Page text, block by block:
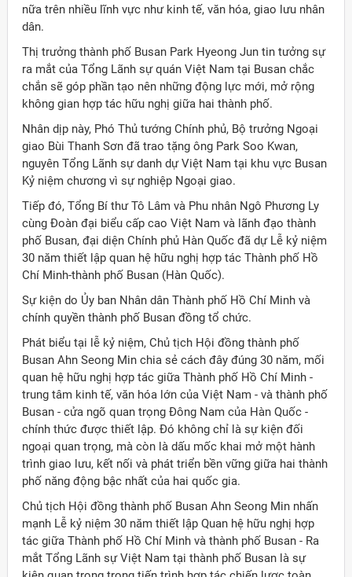
nữa trên nhiều lĩnh vực như kinh tế, văn hóa, giao lưu nhân
dân.
Thị trưởng thành phố Busan Park Hyeong Jun tin tưởng sự
ra mắt của Tổng Lãnh sự quán Việt Nam tại Busan chắc
chắn sẽ góp phần tạo nên những động lực mới, mở rộng
không gian hợp tác hữu nghị giữa hai thành phố.
Nhân dịp này, Phó Thủ tướng Chính phủ, Bộ trưởng Ngoại
giao Bùi Thanh Sơn đã trao tặng ông Park Soo Kwan,
nguyên Tổng Lãnh sự danh dự Việt Nam tại khu vực Busan
Kỷ niệm chương vì sự nghiệp Ngoại giao.
Tiếp đó, Tổng Bí thư Tô Lâm và Phu nhân Ngô Phương Ly
cùng Đoàn đại biểu cấp cao Việt Nam và lãnh đạo thành
phố Busan, đại diện Chính phủ Hàn Quốc đã dự Lễ kỷ niệm
30 năm thiết lập quan hệ hữu nghị hợp tác Thành phố Hồ
Chí Minh-thành phố Busan (Hàn Quốc).
Sự kiện do Ủy ban Nhân dân Thành phố Hồ Chí Minh và
chính quyền thành phố Busan đồng tổ chức.
Phát biểu tại lễ kỷ niệm, Chủ tịch Hội đồng thành phố
Busan Ahn Seong Min chia sẻ cách đây đúng 30 năm, mối
quan hệ hữu nghị hợp tác giữa Thành phố Hồ Chí Minh -
trung tâm kinh tế, văn hóa lớn của Việt Nam - và thành phố
Busan - cửa ngõ quan trọng Đông Nam của Hàn Quốc -
chính thức được thiết lập. Đó không chỉ là sự kiện đối
ngoại quan trọng, mà còn là dấu mốc khai mở một hành
trình giao lưu, kết nối và phát triển bền vững giữa hai thành
phố năng động bậc nhất của hai quốc gia.
Chủ tịch Hội đồng thành phố Busan Ahn Seong Min nhấn
mạnh Lễ kỷ niệm 30 năm thiết lập Quan hệ hữu nghị hợp
tác giữa Thành phố Hồ Chí Minh và thành phố Busan - Ra
mắt Tổng Lãnh sự Việt Nam tại thành phố Busan là sự